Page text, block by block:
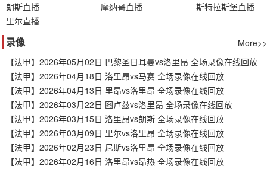
朗斯直播
摩纳哥直播
斯特拉斯堡直播
里尔直播
录像
More>>
【法甲】2026年05月02日 巴黎圣日耳曼vs洛里昂 全场录像在线回放
【法甲】2026年04月18日 洛里昂vs马赛 全场录像在线回放
【法甲】2026年04月13日 里昂vs洛里昂 全场录像在线回放
【法甲】2026年03月22日 图卢兹vs洛里昂 全场录像在线回放
【法甲】2026年03月15日 洛里昂vs朗斯 全场录像在线回放
【法甲】2026年03月09日 里尔vs洛里昂 全场录像在线回放
【法甲】2026年02月23日 尼斯vs洛里昂 全场录像在线回放
【法甲】2026年02月16日 洛里昂vs昂热 全场录像在线回放